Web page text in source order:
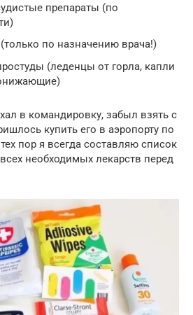
препараты (по
по назначению врача!)
(леденцы от горла, капли
в командировку, забыл взять с
купить его в аэропорту по
пор я всегда составляю список
необходимых лекарств перед